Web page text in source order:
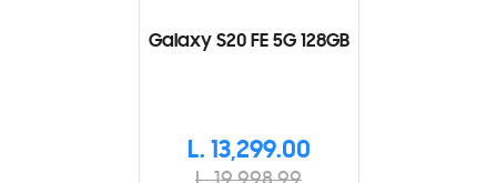
Galaxy S20 FE 5G 128GB
L. 13,299.00